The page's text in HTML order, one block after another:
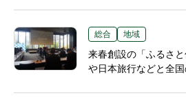
総合 地域
来春創設の「ふるさ
や日本旅行などと全